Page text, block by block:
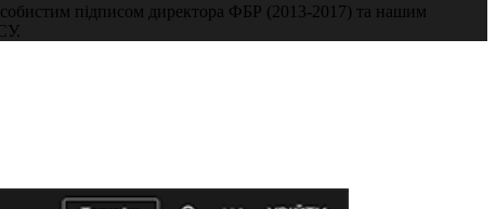
підписом директора ФБР (2013-2017) та нашим